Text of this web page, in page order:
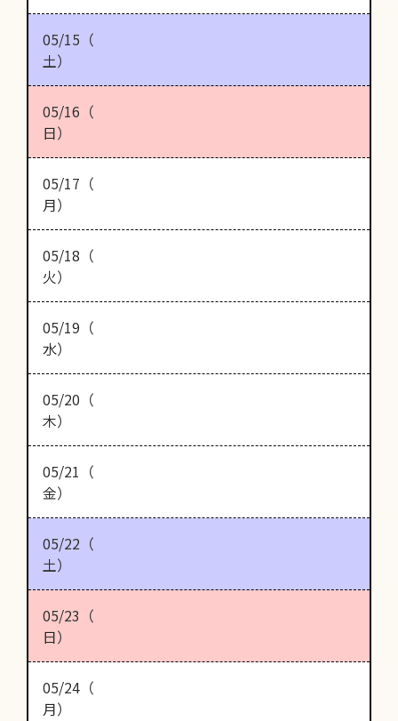
05/15（
土）
05/16（
日）
05/17（
月）
05/18（
火）
05/19（
水）
05/20（
木）
05/21（
金）
05/22（
土）
05/23（
日）
05/24（
月）